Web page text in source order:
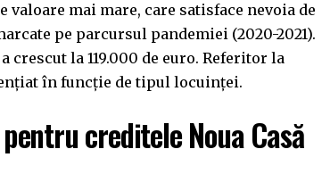
mai mare, care satisface nevoia de
pe parcursul pandemiei (2020-2021).
crescut la 119.000 de euro. Referitor la
în funcție de tipul locuinței.
creditele Noua Casă